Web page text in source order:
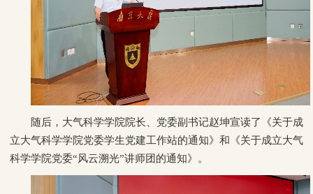
随后，大气科学学院院长、党委副书记赵坤宣读了《关于成
立大气科学学院党委学生党建工作站的通知》和《关于成立大气
科学学院党委“风云溯光”讲师团的通知》。